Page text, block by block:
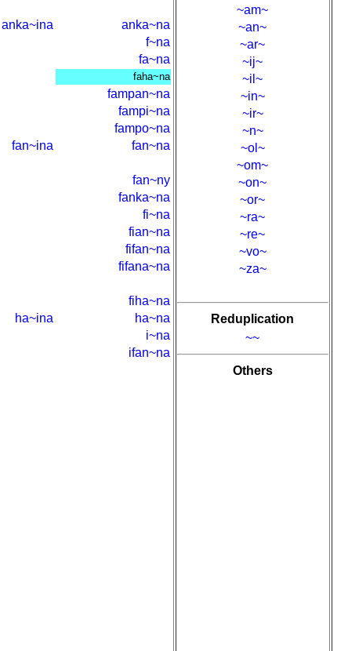
anka~ina
anka~na
f~na
fa~na
faha~na
fampan~na
fampi~na
fampo~na
fan~ina
fan~na
fan~ny
fanka~na
fi~na
fian~na
fifan~na
fifana~na
fiha~na
ha~ina
ha~na
i~na
ifan~na
~am~
~an~
~ar~
~ij~
~il~
~in~
~ir~
~n~
~ol~
~om~
~on~
~or~
~ra~
~re~
~vo~
~za~
Reduplication
~~
Others